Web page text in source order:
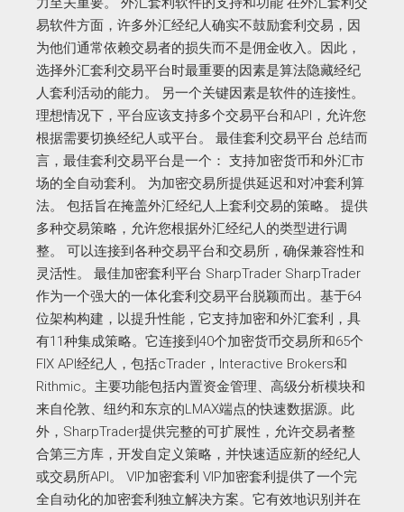
易软件方面，许多外汇经纪人确实不鼓励套利交易，因
为他们通常依赖交易者的损失而不是佣金收入。因此，
选择外汇套利交易平台时最重要的因素是算法隐藏经纪
人套利活动的能力。 另一个关键因素是软件的连接性。
理想情况下，平台应该支持多个交易平台和API，允许您
根据需要切换经纪人或平台。 最佳套利交易平台 总结而
言，最佳套利交易平台是一个： 支持加密货币和外汇市
场的全自动套利。 为加密交易所提供延迟和对冲套利算
法。 包括旨在掩盖外汇经纪人上套利交易的策略。 提供
多种交易策略，允许您根据外汇经纪人的类型进行调
整。 可以连接到各种交易平台和交易所，确保兼容性和
灵活性。 最佳加密套利平台 SharpTrader SharpTrader
作为一个强大的一体化套利交易平台脱颖而出。基于64
位架构构建，以提升性能，它支持加密和外汇套利，具
有11种集成策略。它连接到40个加密货币交易所和65个
FIX API经纪人，包括cTrader，Interactive Brokers和
Rithmic。主要功能包括内置资金管理、高级分析模块和
来自伦敦、纽约和东京的LMAX端点的快速数据源。此
外，SharpTrader提供完整的可扩展性，允许交易者整
合第三方库，开发自定义策略，并快速适应新的经纪人
或交易所API。 VIP加密套利 VIP加密套利提供了一个完
全自动化的加密套利独立解决方案。它有效地识别并在